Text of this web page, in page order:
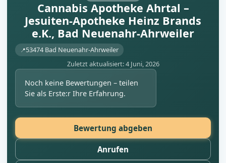
Cannabis Apotheke Ahrtal –
Jesuiten-Apotheke Heinz Brands
e.K., Bad Neuenahr-Ahrweiler
53474 Bad Neuenahr-Ahrweiler
Zuletzt aktualisiert: 4 Juni, 2026
Noch keine Bewertungen – teilen
Sie als Erste:r Ihre Erfahrung.
Bewertung abgeben
Anrufen